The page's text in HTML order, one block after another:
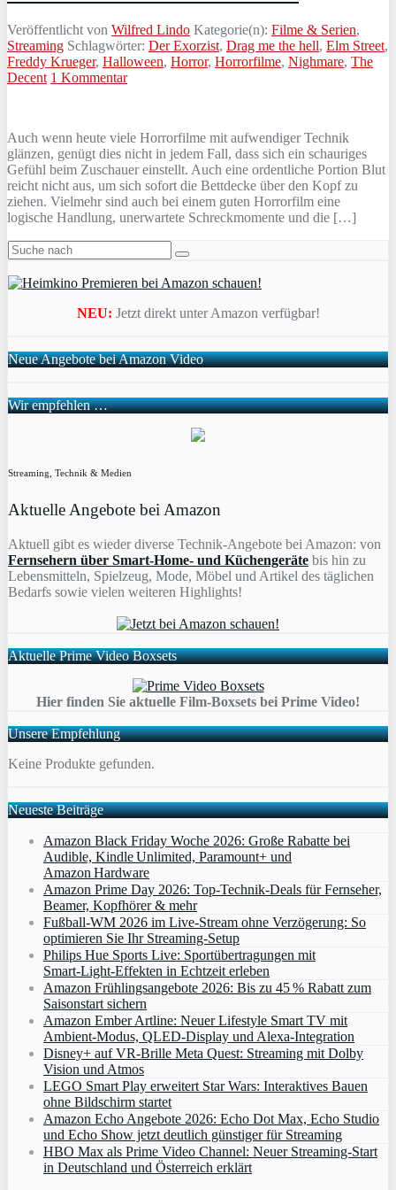
Veröffentlicht von Wilfred Lindo Kategorie(n): Filme & Serien,
Streaming Schlagwörter: Der Exorzist, Drag me the hell, Elm Street,
Freddy Krueger, Halloween, Horror, Horrorfilme, Nighmare, The
Decent 1 Kommentar
Auch wenn heute viele Horrorfilme mit aufwendiger Technik
glänzen, genügt dies nicht in jedem Fall, dass sich ein schauriges
Gefühl beim Zuschauer einstellt. Auch eine ordentliche Portion Blut
reicht nicht aus, um sich sofort die Bettdecke über den Kopf zu
ziehen. Vielmehr sind auch bei einem guten Horrorfilm eine
logische Handlung, unerwartete Schreckmomente und die […]
NEU: Jetzt direkt unter Amazon verfügbar!
Neue Angebote bei Amazon Video
Wir empfehlen …
Streaming, Technik & Medien
Aktuelle Angebote bei Amazon
Aktuell gibt es wieder diverse Technik-Angebote bei Amazon: von
Fernsehern über Smart-Home- und Küchengeräte bis hin zu
Lebensmitteln, Spielzeug, Mode, Möbel und Artikel des täglichen
Bedarfs sowie vielen weiteren Highlights!
Aktuelle Prime Video Boxsets
Hier finden Sie aktuelle Film-Boxsets bei Prime Video!
Unsere Empfehlung
Keine Produkte gefunden.
Neueste Beiträge
Amazon Black Friday Woche 2026: Große Rabatte bei
Audible, Kindle Unlimited, Paramount+ und
Amazon Hardware
Amazon Prime Day 2026: Top-Technik-Deals für Fernseher,
Beamer, Kopfhörer & mehr
Fußball-WM 2026 im Live-Stream ohne Verzögerung: So
optimieren Sie Ihr Streaming-Setup
Philips Hue Sports Live: Sportübertragungen mit
Smart‑Light‑Effekten in Echtzeit erleben
Amazon Frühlingsangebote 2026: Bis zu 45 % Rabatt zum
Saisonstart sichern
Amazon Ember Artline: Neuer Lifestyle Smart TV mit
Ambient‑Modus, QLED‑Display und Alexa‑Integration
Disney+ auf VR-Brille Meta Quest: Streaming mit Dolby
Vision und Atmos
LEGO Smart Play erweitert Star Wars: Interaktives Bauen
ohne Bildschirm startet
Amazon Echo Angebote 2026: Echo Dot Max, Echo Studio
und Echo Show jetzt deutlich günstiger für Streaming
HBO Max als Prime Video Channel: Neuer Streaming‑Start
in Deutschland und Österreich erklärt